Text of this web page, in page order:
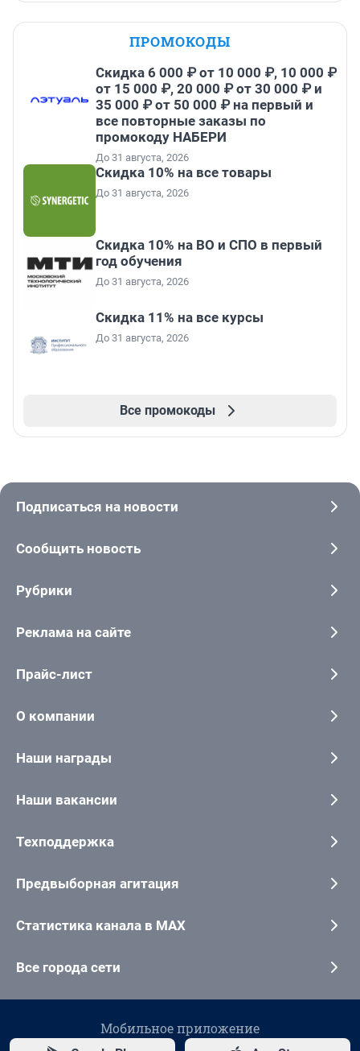
ПРОМОКОДЫ
Скидка 6 000 ₽ от 10 000 ₽, 10 000 ₽
от 15 000 ₽, 20 000 ₽ от 30 000 ₽ и
35 000 ₽ от 50 000 ₽ на первый и
все повторные заказы по
промокоду НАБЕРИ
До 31 августа, 2026
Скидка 10% на все товары
До 31 августа, 2026
Скидка 10% на ВО и СПО в первый
год обучения
До 31 августа, 2026
Скидка 11% на все курсы
До 31 августа, 2026
Все промокоды
Подписаться на новости
Сообщить новость
Рубрики
Реклама на сайте
Прайс-лист
О компании
Наши награды
Наши вакансии
Техподдержка
Предвыборная агитация
Статистика канала в MAX
Все города сети
Мобильное приложение